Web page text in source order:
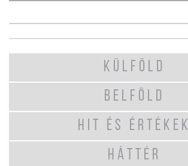
KÜLFÖLD
BELFÖLD
HIT ÉS ÉRTÉKEK
HÁTTÉR